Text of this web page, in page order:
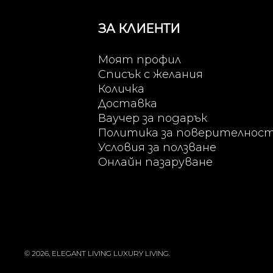
ЗА КЛИЕНТИ
Моят профил
Списък с желания
Количка
Доставка
Ваучер за подарък
Политика за
Условия за ползване
Онлайн пазаруване
© 2026, ELEGANT LIVING LUXURY LIVING.